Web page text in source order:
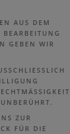
AUS DEM
GEBEN WIR
A
J
DE
ZUR
FÜR DIE